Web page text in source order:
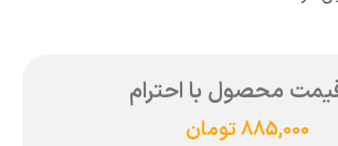
محصول با احترام
885,000تومان